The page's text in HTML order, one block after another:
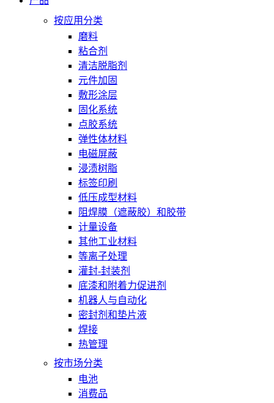
按应用分类
磨料
粘合剂
清洁脱脂剂
元件加固
敷形涂层
固化系统
点胶系统
弹性体材料
电磁屏蔽
浸渍树脂
标签印刷
低压成型材料
阻焊膜（遮蔽胶）和胶带
计量设备
其他工业材料
等离子处理
灌封-封装剂
底漆和附着力促进剂
机器人与自动化
密封剂和垫片液
焊接
热管理
按市场分类
电池
消费品